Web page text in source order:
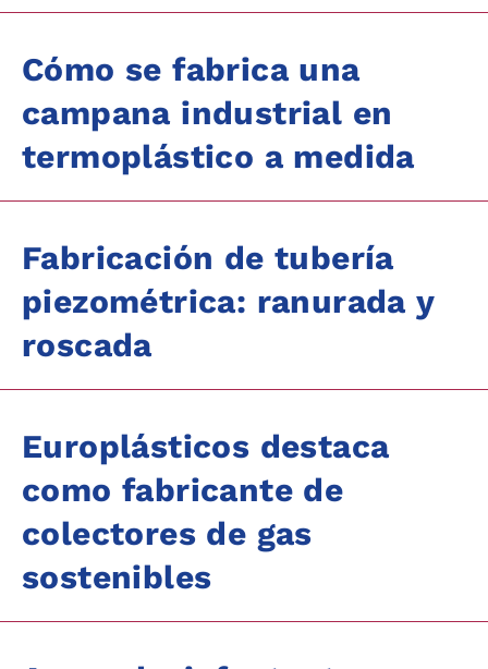
Cómo se fabrica una
campana industrial en
termoplástico a medida
Fabricación de tubería
piezométrica: ranurada y
roscada
Europlásticos destaca
como fabricante de
colectores de gas
sostenibles